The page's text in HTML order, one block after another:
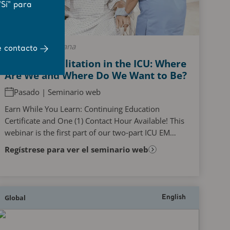
Movilidad temprana
Early Rehabilitation in the ICU: Where
Are We and Where Do We Want to Be?
Pasado | Seminario web
Earn While You Learn: Continuing Education
Certificate and One (1) Contact Hour Available! This
webinar is the first part of our two‑part ICU EM
webinar series and will explore the role of early...
Regístrese para ver el seminario web
Global English
para
contacto